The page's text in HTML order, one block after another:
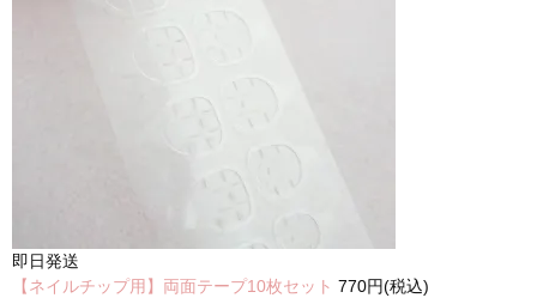
即日発送
【ネイルチップ用】両面テープ10枚セット 770円(税込)